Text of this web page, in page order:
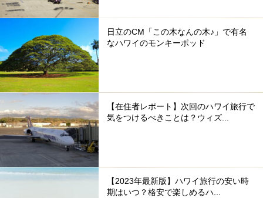
日立のCM「この木なんの木♪」で有名
なハワイのモンキーポッド
【在住者レポート】次回のハワイ旅行で
気をつけるべきことは？ウィズ...
【2023年最新版】ハワイ旅行の安い時
期はいつ？格安で楽しめるハ...